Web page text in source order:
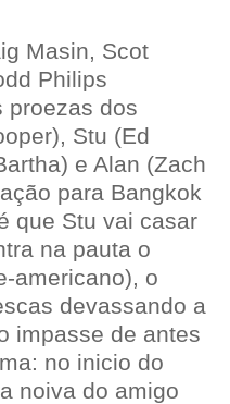
Masin, Scot
Philips
proezas dos
Stu (Ed
e Alan (Zach
para Bangkok
que Stu vai casar
na pauta o
americano), o
devassando a
impasse de antes
no inicio do
noiva do amigo